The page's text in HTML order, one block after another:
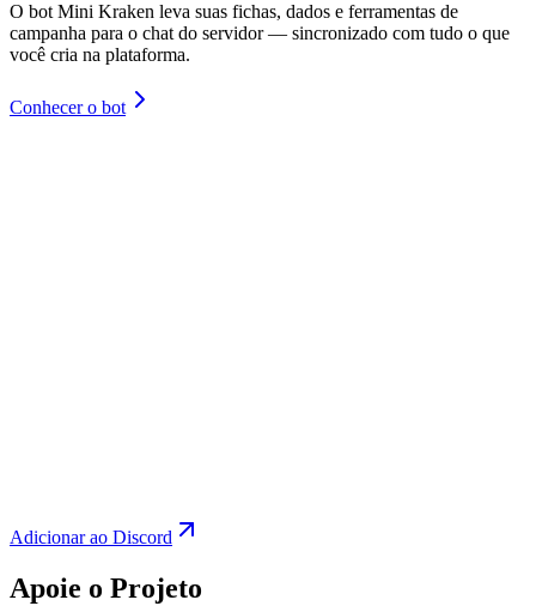
O bot Mini Kraken leva suas fichas, dados e ferramentas de
campanha para o chat do servidor — sincronizado com tudo o que
você cria na plataforma.
Conhecer o bot
Adicionar ao Discord
Apoie o Projeto